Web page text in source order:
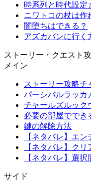
時系列と時代設定
ニワトコの杖は作
闇堕ちはできる？
アズカバンに行く
ストーリー・クエスト
メイン
ストーリー攻略チ
パーシバルラッカ
チャールズルック
必要の部屋ででき
鍵の解除方法
【ネタバレ】エ
【ネタバレ】ク
【ネタバレ】選
サイド